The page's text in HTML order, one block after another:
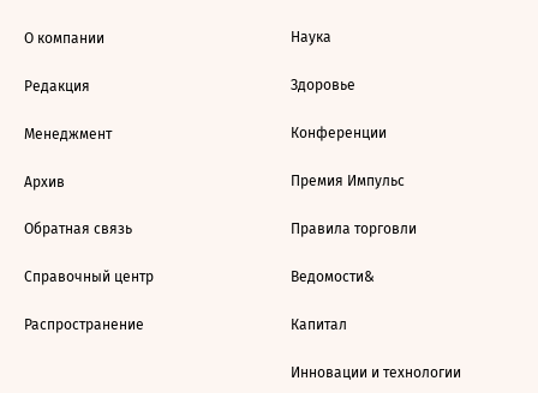
О компании
Редакция
Менеджмент
Архив
Обратная связь
Справочный центр
Распространение
Наука
Здоровье
Конференции
Премия Импульс
Правила торговли
Ведомости&
Капитал
Инновации и технологии